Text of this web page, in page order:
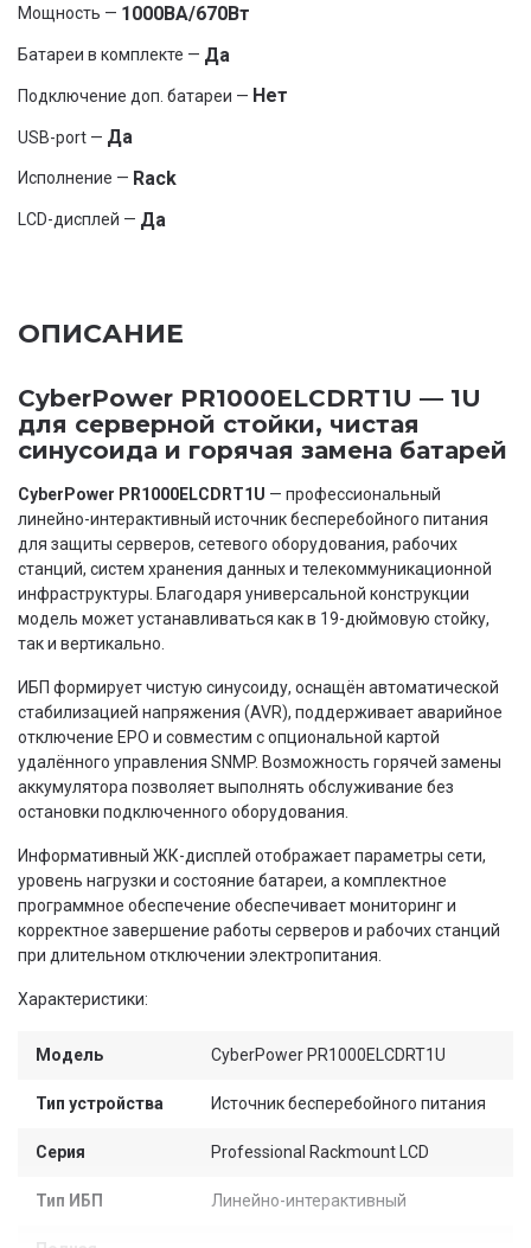
Мощность — 1000ВА/670Вт
Батареи в комплекте — Да
Подключение доп. батареи — Нет
USB-port — Да
Исполнение — Rack
LCD-дисплей — Да
ОПИСАНИЕ
CyberPower PR1000ELCDRT1U — 1U
для серверной стойки, чистая
синусоида и горячая замена батарей
CyberPower PR1000ELCDRT1U — профессиональный
линейно-интерактивный источник бесперебойного питания
для защиты серверов, сетевого оборудования, рабочих
станций, систем хранения данных и телекоммуникационной
инфраструктуры. Благодаря универсальной конструкции
модель может устанавливаться как в 19-дюймовую стойку,
так и вертикально.
ИБП формирует чистую синусоиду, оснащён автоматической
стабилизацией напряжения (AVR), поддерживает аварийное
отключение EPO и совместим с опциональной картой
удалённого управления SNMP. Возможность горячей замены
аккумулятора позволяет выполнять обслуживание без
остановки подключенного оборудования.
Информативный ЖК-дисплей отображает параметры сети,
уровень нагрузки и состояние батареи, а комплектное
программное обеспечение обеспечивает мониторинг и
корректное завершение работы серверов и рабочих станций
при длительном отключении электропитания.
Характеристики:
Модель CyberPower PR1000ELCDRT1U
Тип устройства Источник бесперебойного питания
Серия Professional Rackmount LCD
Тип ИБП Линейно-интерактивный